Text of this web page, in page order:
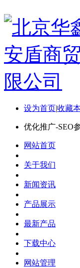
设为首页|收藏
优化推广-SEO
网站首页
关于我们
新闻资讯
产品展示
最新产品
下载中心
网站管理